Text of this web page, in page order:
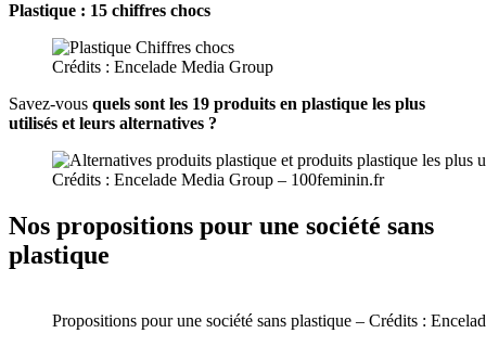
Plastique : 15 chiffres chocs
Crédits : Encelade Media Group
Savez-vous quels sont les 19 produits en plastique les plus
utilisés et leurs alternatives ?
Crédits : Encelade Media Group – 100feminin.fr
Nos propositions pour une société sans
plastique
Propositions pour une société sans plastique – Crédits :